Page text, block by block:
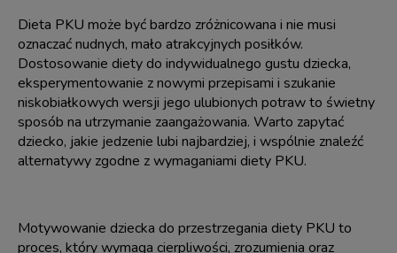
Dieta PKU może być bardzo zróżnicowana i nie musi
oznaczać nudnych, mało atrakcyjnych posiłków.
Dostosowanie diety do indywidualnego gustu dziecka,
eksperymentowanie z nowymi przepisami i szukanie
niskobiałkowych wersji jego ulubionych potraw to świetny
sposób na utrzymanie zaangażowania. Warto zapytać
dziecko, jakie jedzenie lubi najbardziej, i wspólnie znaleźć
alternatywy zgodne z wymaganiami diety PKU.
Motywowanie dziecka do przestrzegania diety PKU to
proces, który wymaga cierpliwości, zrozumienia oraz